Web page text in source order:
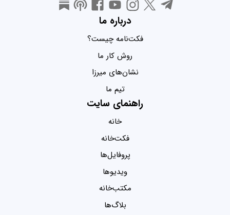
درباره ما
فکت‌نامه چیست؟
روش کار ما
نشان‌های میرزا
تیم ما
راهنمای سایت
خانه
فکت‌خانه
پروفایل‌ها
ویدیو‌ها
مکتب‌خانه
بلاگ‌ها